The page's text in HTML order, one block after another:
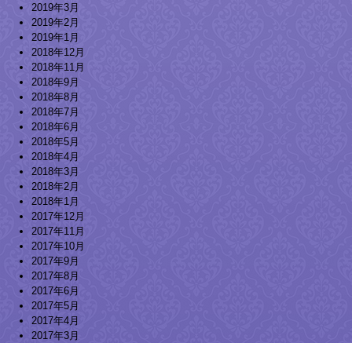
2019年3月
2019年2月
2019年1月
2018年12月
2018年11月
2018年9月
2018年8月
2018年7月
2018年6月
2018年5月
2018年4月
2018年3月
2018年2月
2018年1月
2017年12月
2017年11月
2017年10月
2017年9月
2017年8月
2017年6月
2017年5月
2017年4月
2017年3月